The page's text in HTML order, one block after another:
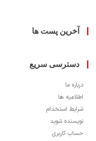
پست ها
سریع
ها
استخدام
شوید
کاربری